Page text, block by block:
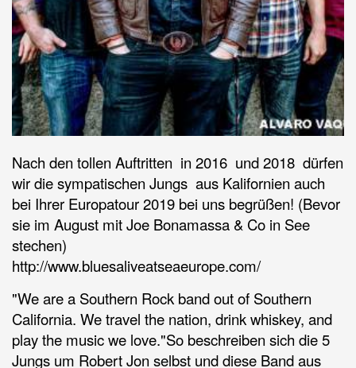
Nach den tollen Auftritten in 2016 und 2018 dürfen
wir die sympatischen Jungs aus Kalifornien auch
bei Ihrer Europatour 2019 bei uns begrüßen! (Bevor
sie im August mit Joe Bonamassa & Co in See
stechen)
http://www.bluesaliveatseaeurope.com/
"We are a Southern Rock band out of Southern
California. We travel the nation, drink whiskey, and
play the music we love."So beschreiben sich die 5
Jungs um Robert Jon selbst und diese Band aus